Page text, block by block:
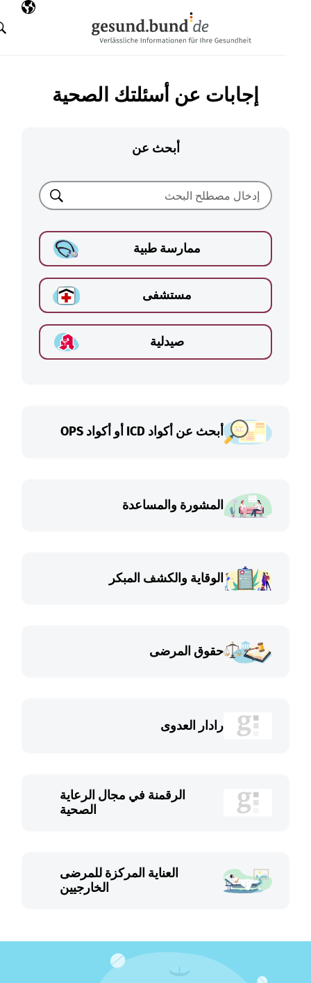
اللغة
البحث
إجابات عن أسئلتك الصحية
أبحث عن
ممارسة طبية
مستشفى
صيدلية
أبحث عن أكواد ICD أو أكواد OPS
المشورة والمساعدة
الوقاية والكشف المبكر
حقوق المرضى
رادار العدوى
الرقمنة في مجال الرعاية
الصحية
العناية المركزة للمرضى
الخارجيين